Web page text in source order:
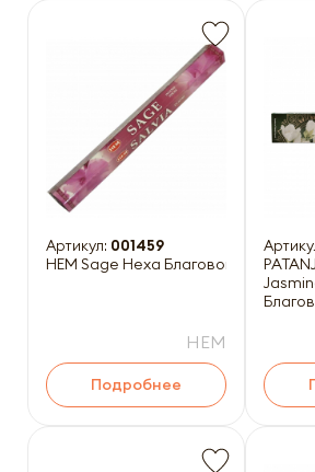
Артикул: 001459
HEM Sage Hexa Благовоние
HEM
Подробнее